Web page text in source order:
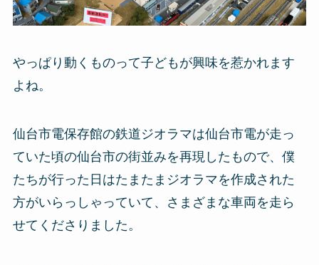
やっぱり動くものって子どもが興味を惹かれます
よね。
仙台市電保存館の鉄道ジオラマは仙台市電が走っ
ていた頃の仙台市の街並みを再現したもので、僕
たちが行った日はたまたまジオラマを作成された
方がいらっしゃっていて、さまざまな車両を走ら
せてくださりました。